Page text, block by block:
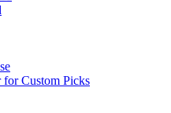
Custom Picks